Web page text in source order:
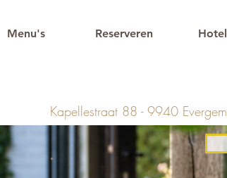
Kapellestraat 88 - 9940
Menu's Reserveren Hotel